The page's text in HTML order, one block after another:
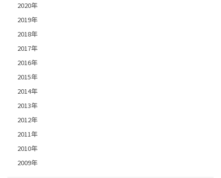
2020年
2019年
2018年
2017年
2016年
2015年
2014年
2013年
2012年
2011年
2010年
2009年